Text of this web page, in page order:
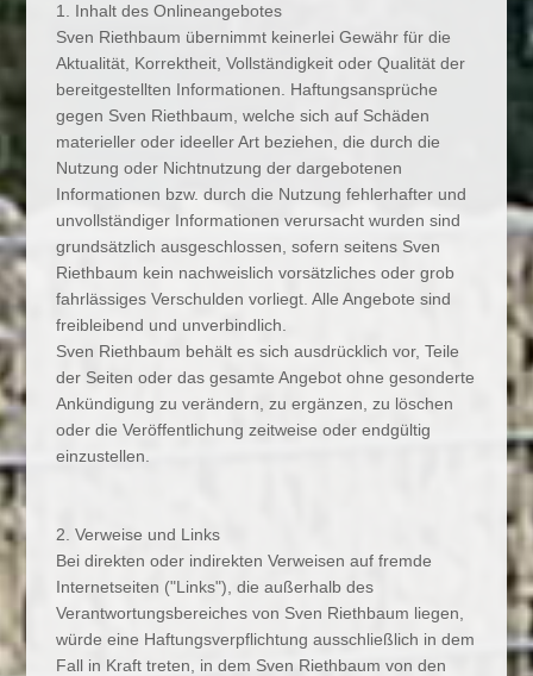
1. Inhalt des Onlineangebotes
Sven Riethbaum übernimmt keinerlei Gewähr für die
Aktualität, Korrektheit, Vollständigkeit oder Qualität der
bereitgestellten Informationen. Haftungsansprüche
gegen Sven Riethbaum, welche sich auf Schäden
materieller oder ideeller Art beziehen, die durch die
Nutzung oder Nichtnutzung der dargebotenen
Informationen bzw. durch die Nutzung fehlerhafter und
unvollständiger Informationen verursacht wurden sind
grundsätzlich ausgeschlossen, sofern seitens Sven
Riethbaum kein nachweislich vorsätzliches oder grob
fahrlässiges Verschulden vorliegt. Alle Angebote sind
freibleibend und unverbindlich.
Sven Riethbaum behält es sich ausdrücklich vor, Teile
der Seiten oder das gesamte Angebot ohne gesonderte
Ankündigung zu verändern, zu ergänzen, zu löschen
oder die Veröffentlichung zeitweise oder endgültig
einzustellen.
2. Verweise und Links
Bei direkten oder indirekten Verweisen auf fremde
Internetseiten ("Links"), die außerhalb des
Verantwortungsbereiches von Sven Riethbaum liegen,
würde eine Haftungsverpflichtung ausschließlich in dem
Fall in Kraft treten, in dem Sven Riethbaum von den